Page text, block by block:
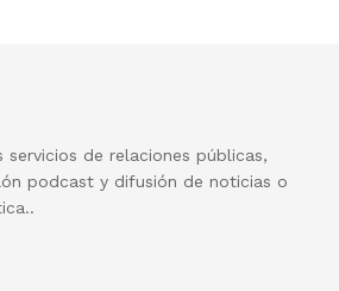
servicios de relaciones públicas,
podcast y difusión de noticias o